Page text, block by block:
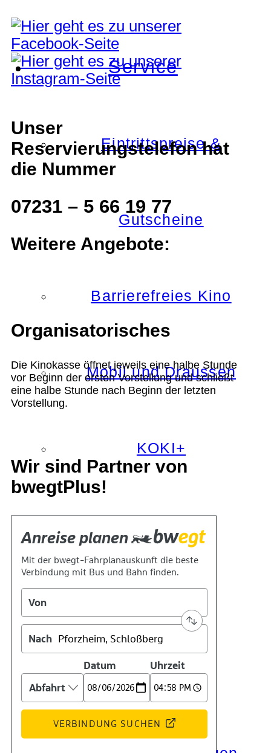
Service
Eintrittspreise &
Gutscheine
Barrierefreies Kino
Mobil und Draussen
KOKI+
Das Team
Unser
Reservierungstelefon hat
die Nummer
07231 – 5 66 19 77
Weitere Angebote:
Organisatorisches
Die Kinokasse öffnet jeweils eine halbe Stunde
vor Beginn der ersten Vorstellung und schließt
eine halbe Stunde nach Beginn der letzten
Vorstellung.
Wir sind Partner von
bwegtPlus!